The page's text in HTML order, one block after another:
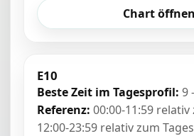
Chart öffnen
E10
Beste Zeit im Tagesprofil: 9
Referenz: 00:00-11:59
12:00-23:59 relativ zum